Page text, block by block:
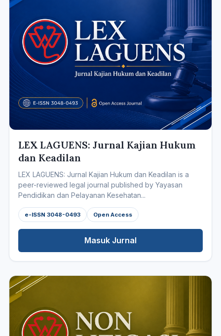
LEX LAGUENS: Jurnal Kajian Hukum
dan Keadilan
LEX LAGUENS: Jurnal Kajian Hukum dan Keadilan is a
peer-reviewed legal journal published by Yayasan
Pendidikan dan Pelayanan Kesehatan...
e-ISSN 3048-0493 Open Access
Masuk Jurnal